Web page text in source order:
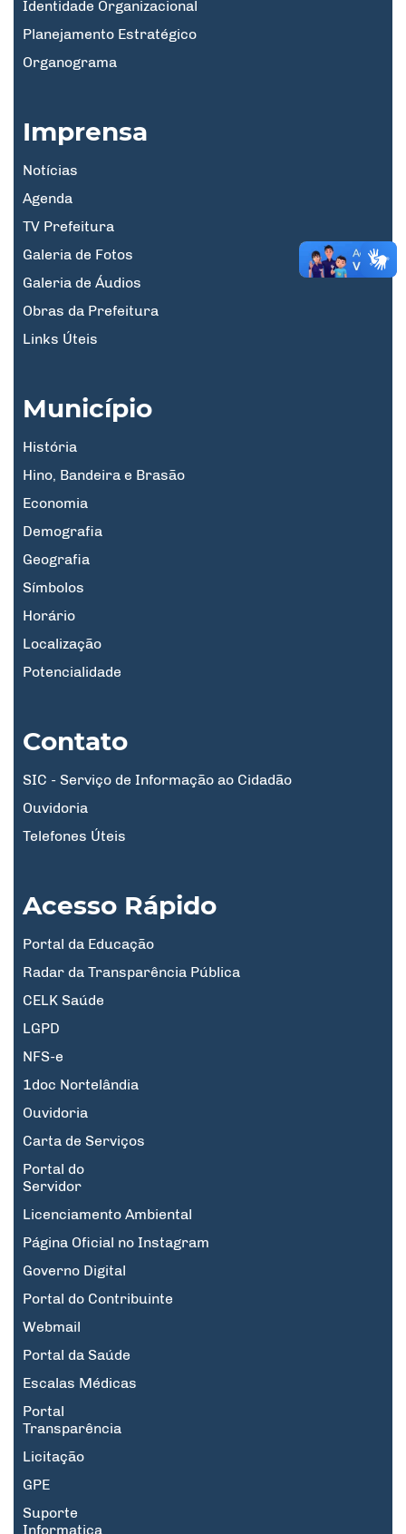
Identidade Organizacional
Planejamento Estratégico
Organograma
Imprensa
Notícias
Agenda
TV Prefeitura
Galeria de Fotos
Galeria de Áudios
Obras da Prefeitura
Links Úteis
Município
História
Hino, Bandeira e Brasão
Economia
Demografia
Geografia
Símbolos
Horário
Localização
Potencialidade
Contato
SIC - Serviço de Informação ao Cidadão
Ouvidoria
Telefones Úteis
Acesso Rápido
Portal da Educação
Radar da Transparência Pública
CELK Saúde
LGPD
NFS-e
1doc Nortelândia
Ouvidoria
Carta de Serviços
Portal do
Servidor
Licenciamento Ambiental
Página Oficial no Instagram
Governo Digital
Portal do Contribuinte
Webmail
Portal da Saúde
Escalas Médicas
Portal
Transparência
Licitação
GPE
Suporte
Informatica